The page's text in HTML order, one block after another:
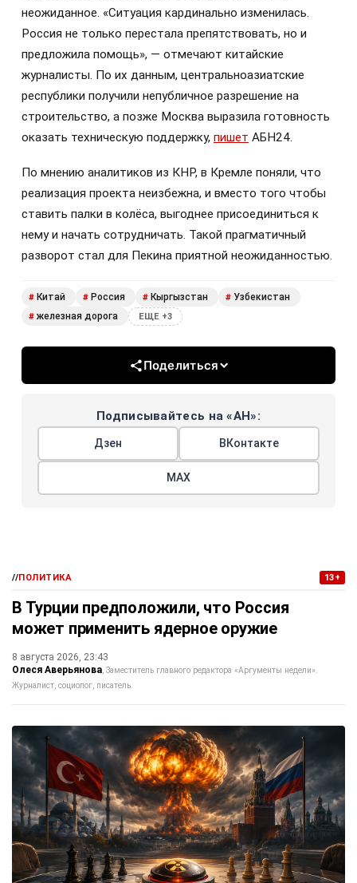
неожиданное. «Ситуация кардинально изменилась.
Россия не только перестала препятствовать, но и
предложила помощь», — отмечают китайские
журналисты. По их данным, центральноазиатские
республики получили непубличное разрешение на
строительство, а позже Москва выразила готовность
оказать техническую поддержку, пишет АБН24.
По мнению аналитиков из КНР, в Кремле поняли, что
реализация проекта неизбежна, и вместо того чтобы
ставить палки в колёса, выгоднее присоединиться к
нему и начать сотрудничать. Такой прагматичный
разворот стал для Пекина приятной неожиданностью.
# Китай # Россия # Кыргызстан # Узбекистан
# железная дорога ЕЩЕ +3
Поделиться
Подписывайтесь на «АН»:
Дзен ВКонтакте
МАХ
//ПОЛИТИКА 13+
В Турции предположили, что Россия
может применить ядерное оружие
8 августа 2026, 23:43
Олеся Аверьянова Заместитель главного редактора «Аргументы недели».
Журналист, социолог, писатель.